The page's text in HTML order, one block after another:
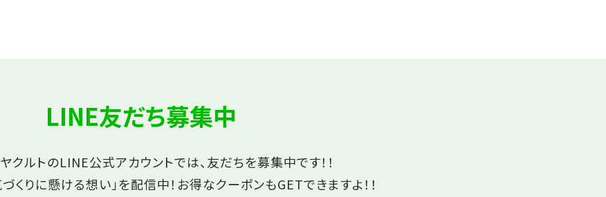
LINE友だち募集中
クルトのLINE公式アカウントでは、友だちを募集中です！！
くりに懸ける想い」を配信中！ お得なクーポンもGETできますよ！！